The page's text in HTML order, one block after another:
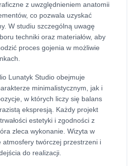
z uwzględnieniem anatomii
co pozwala uzyskać
W studiu szczególną uwagę
techniki oraz materiałów, aby
proces gojenia w możliwie
Lunatyk Studio obejmuje
minimalistycznym, jak i
w których liczy się balans
ekspresją. Każdy projekt
estetyki i zgodności z
zleca wykonanie. Wizyta w
atmosfery twórczej przestrzeni i
do realizacji.